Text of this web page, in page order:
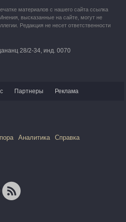
материалов с нашего сайта ссылка
высказанные на сайте, могут не
Редакция не несет ответственности
28/2-34, инд. 0070
Партнеры Реклама
Аналитика
Справка